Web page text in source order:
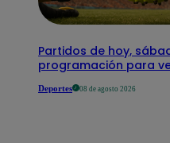
Partidos de hoy,
programación para
Deportes 08 de agosto 2026